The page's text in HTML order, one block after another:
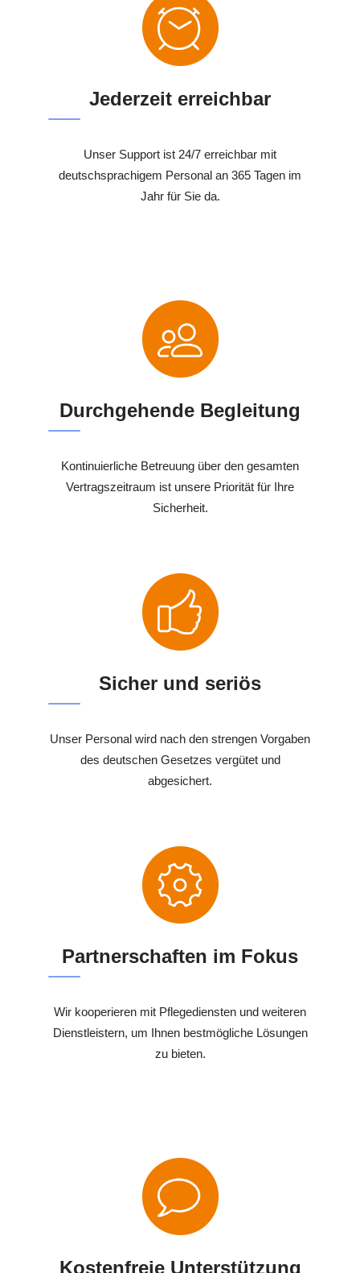
Jederzeit erreichbar
Unser Support ist 24/7 erreichbar mit
deutschsprachigem Personal an 365 Tagen im
Jahr für Sie da.
Durchgehende Begleitung
Kontinuierliche Betreuung über den gesamten
Vertragszeitraum ist unsere Priorität für Ihre
Sicherheit.
Sicher und seriös
Unser Personal wird nach den strengen Vorgaben
des deutschen Gesetzes vergütet und
abgesichert.
Partnerschaften im Fokus
Wir kooperieren mit Pflegediensten und weiteren
Dienstleistern, um Ihnen bestmögliche Lösungen
zu bieten.
Kostenfreie Unterstützung